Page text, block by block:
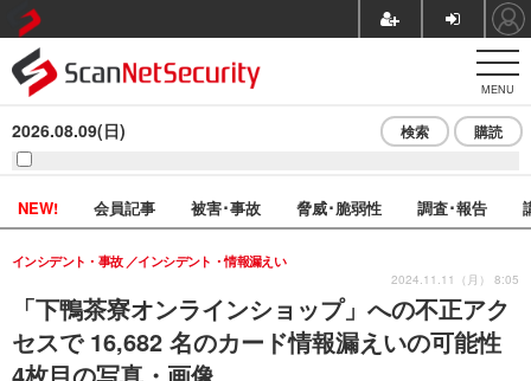
MENU
2026.08.09(日) 検索 購読
NEW! 会員記事 被害･事故 脅威･脆弱性 調査･報告
「下鴨茶寮オンラインショップ」への不正アク
セスで 16,682 名のカード情報漏えいの可能性
インシデント・事故 インシデント・情報漏えい
2024.11.11（月） 8:05